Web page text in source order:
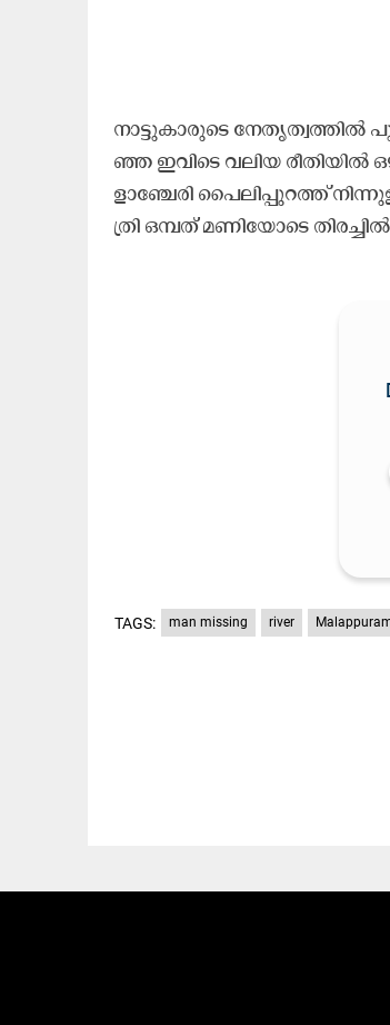
നാ​ട്ടു​കാ​രു​ടെ നേ​തൃ​ത്വ​ത്തി​ൽ
ഞ്ഞ ഇ​വി​ടെ വ​ലി​യ
ളാ​ഞ്ചേ​രി പൈ​ലി​പ്പു​റ​ത്ത്
ത്രി ഒ​മ്പ​ത് മ​ണി​യോ​ടെ
TAGS: man missing river